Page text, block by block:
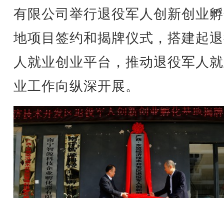
有限公司举行退役军人创新创业
地项目签约和揭牌仪式，搭建起
人就业创业平台，推动退役军人
业工作向纵深开展。